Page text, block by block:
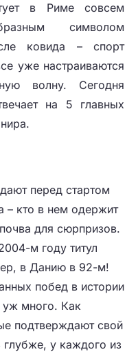
в Риме совсем
символом
ковида – спорт
уже настраиваются
волну. Сегодня
на 5 главных
перед стартом
– кто в нем одержит
для сюрпризов.
м году титул
в Данию в 92-м!
побед в истории
уж много. Как
подтверждают свой
глубже, у каждого из